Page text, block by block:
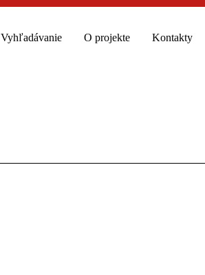
Vyhľadávanie O projekte Kontakty